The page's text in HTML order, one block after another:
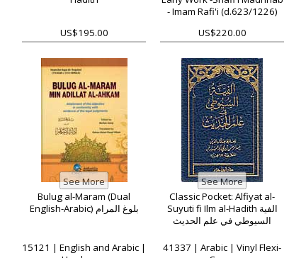
US$195.00
- Imam Rafi'i (d.623/1226)
US$220.00
Bulug al-Maram (Dual
English-Arabic) بلوغ المرام
15121 | English and Arabic |
Classic Pocket: Alfiyat al-
Suyuti fi Ilm al-Hadith الفية
السيوطي في علم الحديث
41337 | Arabic | Vinyl Flexi-